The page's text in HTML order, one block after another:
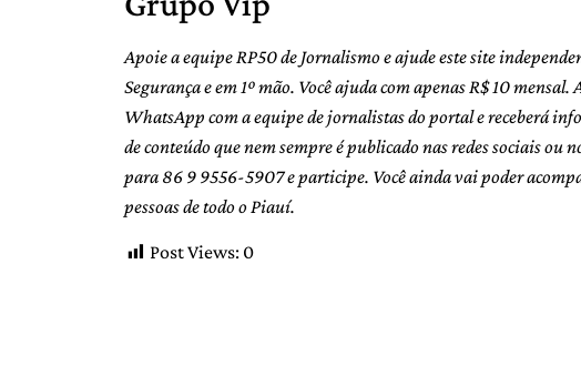
Apoie a equipe RP50 de Jornalismo e ajude este site
Segurança e em 1º mão. Você ajuda com apenas R$ 10
WhatsApp com a equipe de jornalistas do portal e receberá
de conteúdo que nem sempre é publicado nas redes sociais
para 86 9 9556-5907 e participe. Você ainda vai poder
pessoas de todo o Piauí.
Post Views: 0